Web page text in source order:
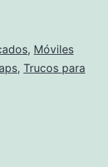
, Móviles
, Trucos para